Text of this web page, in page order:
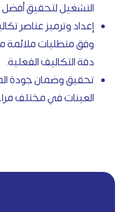
التشغيل لتحقيق أفضل
إعداد وترميز عناصر
وفق متطلبات ملائمة
دقة التكاليف الفعلية.
تحقيق وضمان جودة
العينات في مختلف